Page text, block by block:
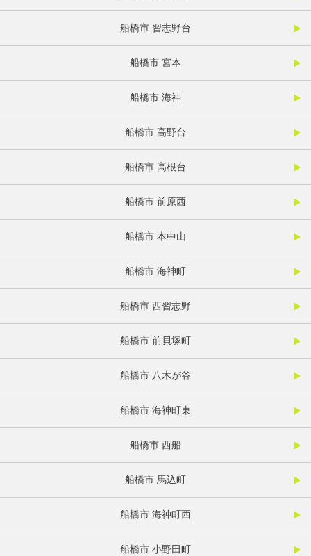
船橋市 習志野台
船橋市 宮本
船橋市 海神
船橋市 高野台
船橋市 高根台
船橋市 前原西
船橋市 本中山
船橋市 海神町
船橋市 西習志野
船橋市 前貝塚町
船橋市 八木が谷
船橋市 海神町東
船橋市 西船
船橋市 馬込町
船橋市 海神町西
船橋市 小野田町